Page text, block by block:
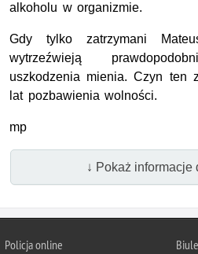
alkoholu w organizmie.
Gdy tylko zatrzymani
wytrzeźwieją
uszkodzenia mienia. Czyn ten
lat pozbawienia wolności.
mp
↓ Pokaż informacje
Policja online